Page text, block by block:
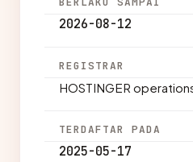
2026-08-12
REGISTRAR
HOSTINGER
TERDAFTAR PADA
2025-05-17